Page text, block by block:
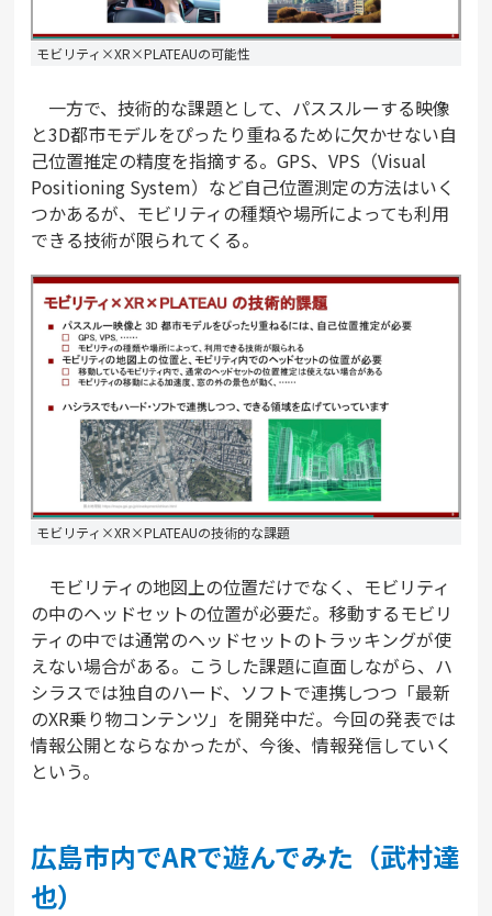
モビリティ×XR×PLATEAUの可能性
一方で、技術的な課題として、パススルーする映像
と3D都市モデルをぴったり重ねるために欠かせない自
己位置推定の精度を指摘する。GPS、VPS（Visual
Positioning System）など自己位置測定の方法はいく
つかあるが、モビリティの種類や場所によっても利用
できる技術が限られてくる。
モビリティ×XR×PLATEAUの技術的な課題
モビリティの地図上の位置だけでなく、モビリティ
の中のヘッドセットの位置が必要だ。移動するモビリ
ティの中では通常のヘッドセットのトラッキングが使
えない場合がある。こうした課題に直面しながら、ハ
シラスでは独自のハード、ソフトで連携しつつ「最新
のXR乗り物コンテンツ」を開発中だ。今回の発表では
情報公開とならなかったが、今後、情報発信していく
という。
広島市内でARで遊んでみた（武村達
也）